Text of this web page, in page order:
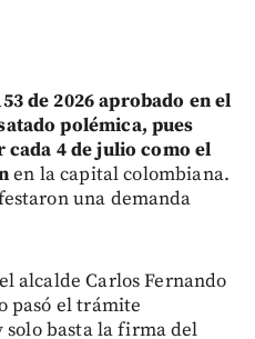
de 2026 aprobado en el
polémica, pues
4 de julio como el
en la capital colombiana.
una demanda
alcalde Carlos Fernando
pasó el trámite
solo basta la firma del